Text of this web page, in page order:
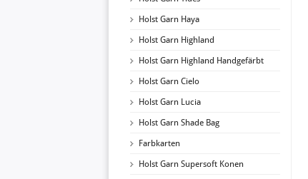
Holst Garn Haya
Holst Garn Highland
Holst Garn Highland Handgefärbt
Holst Garn Cielo
Holst Garn Lucia
Holst Garn Shade Bag
Farbkarten
Holst Garn Supersoft Konen